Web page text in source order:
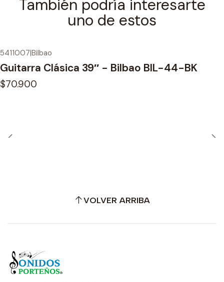
También podría interesarte
uno de estos
5411007|Bilbao
Guitarra Clásica 39″ - Bilbao BIL-44-BK
$70.900
VOLVER ARRIBA